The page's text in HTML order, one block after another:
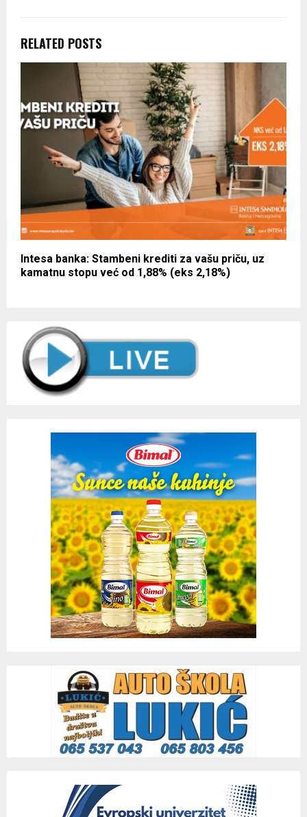
RELATED POSTS
Intesa banka: Stambeni krediti za vašu priču, uz
kamatnu stopu već od 1,88% (eks 2,18%)